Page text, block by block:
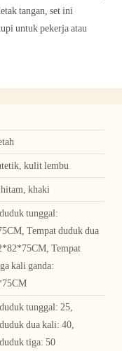
tangan, set ini
untuk pekerja atau
kulit lembu
khaki
tunggal:
Tempat duduk dua
Tempat
kali ganda:
tunggal: 25,
dua kali: 40,
tiga: 50